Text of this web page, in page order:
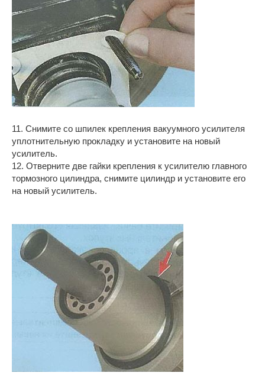
11. Снимите со шпилек крепления вакуумного усилителя
уплотнительную прокладку и установите на новый
усилитель.
12. Отверните две гайки крепления к усилителю главного
тормозного цилиндра, снимите цилиндр и установите его
на новый усилитель.